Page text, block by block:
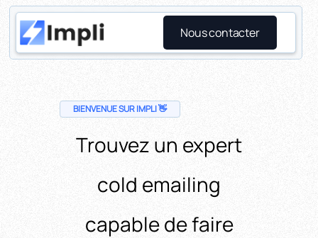
Nous contacter
BIENVENUE SUR IMPLI 👋
Trouvez un expert
cold emailing
capable de faire